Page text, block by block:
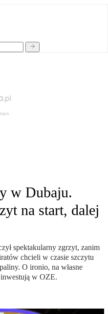
w Dubaju.
na start, dalej
spektakularny zgrzyt, zanim
chcieli w czasie szczytu
O ironio, na własne
w OZE.